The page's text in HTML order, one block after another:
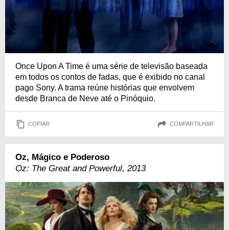
Once Upon A Time é uma série de televisão baseada
em todos os contos de fadas, que é exibido no canal
pago Sony. A trama reúne histórias que envolvem
desde Branca de Neve até o Pinóquio.
COPIAR COMPARTILHAR
Oz, Mágico e Poderoso
Oz: The Great and Powerful, 2013